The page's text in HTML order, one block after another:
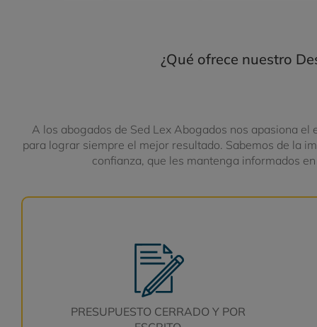
¿Qué ofrece nuestro
A los abogados de Sed Lex Abogados nos apasiona
para lograr siempre el mejor resultado. Sabemos de la
confianza, que les mantenga informados
PRESUPUESTO CERRADO Y POR